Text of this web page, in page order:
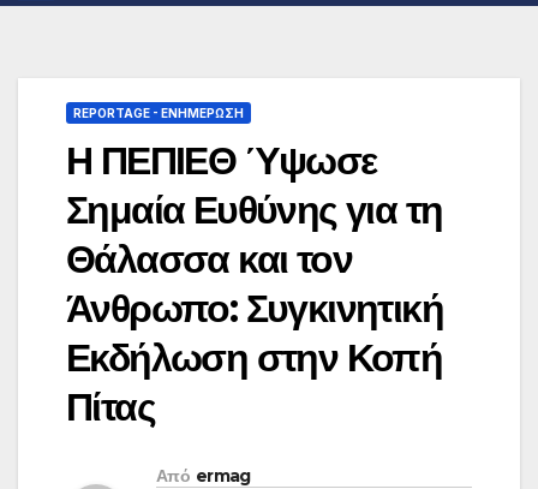
REPORTAGE - EΝΗΜΈΡΩΣΗ
Η ΠΕΠΙΕΘ Ύψωσε
Σημαία Ευθύνης για τη
Θάλασσα και τον
Άνθρωπο: Συγκινητική
Εκδήλωση στην Κοπή
Πίτας
Από ermag